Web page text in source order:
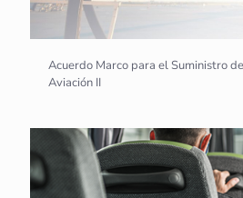
Acuerdo Marco para el Suministro
Aviación II